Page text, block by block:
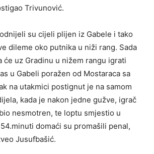
Trivunović.
su cijeli plijen iz Gabele i tako
dileme oko putnika u niži rang. Sada
će uz Gradinu u nižem rangu igrati
u Gabeli poražen od Mostaraca sa
na utakmici postignut je na samom
kada je nakon jedne gužve, igrač
nesmotren, te loptu smjestio u
domaći su promašili penal,
Jusufbašić.